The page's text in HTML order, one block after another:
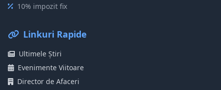
10% impozit fix
Linkuri Rapide
Ultimele Știri
Evenimente Viitoare
Director de Afaceri